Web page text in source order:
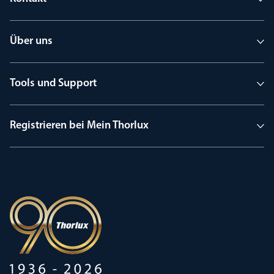
Über uns
Tools und Support
Registrieren bei Mein Thorlux